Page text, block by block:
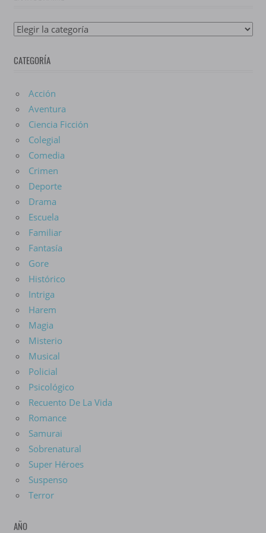
Lista
Anime
CATEGORÍA
Acción
Aventura
Ciencia Ficción
Colegial
Comedia
Crimen
Deporte
Drama
Escuela
Familiar
Fantasía
Gore
Histórico
Intriga
Harem
Magia
Misterio
Musical
Policial
Psicológico
Recuento De La Vida
Romance
Samurai
Sobrenatural
Super Héroes
Suspenso
Terror
AÑO